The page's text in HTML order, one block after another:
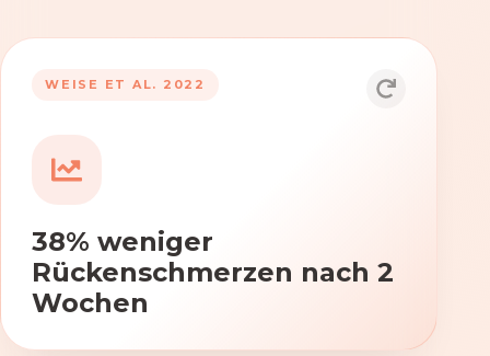
WEISE ET AL. 2022
38% weniger
Rückenschmerzen nach 2
Wochen
53% nach 12 Wochen